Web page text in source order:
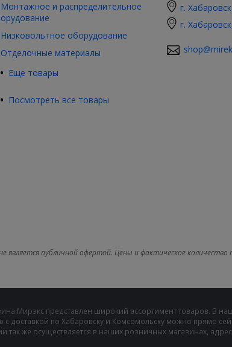
• Еще товары
Монтажное и распределительное
Низковольтное оборудование
Отделочные материалы
• Посмотреть все товары
г.
г.
публичной офертой. Цены и фактическое
Мирэкс представлен широкий ассортимент товаров. В
с доставкой по Хабаровску и Комсомольску можно прямо
так же осуществляется в наших розничных магазинах,